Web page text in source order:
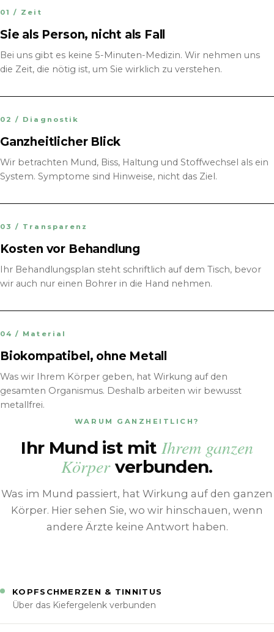
01 / Zeit
Sie als Person, nicht als Fall
Bei uns gibt es keine 5-Minuten-Medizin. Wir nehmen uns
die Zeit, die nötig ist, um Sie wirklich zu verstehen.
02 / Diagnostik
Ganzheitlicher Blick
Wir betrachten Mund, Biss, Haltung und Stoffwechsel als ein
System. Symptome sind Hinweise, nicht das Ziel.
03 / Transparenz
Kosten vor Behandlung
Ihr Behandlungsplan steht schriftlich auf dem Tisch, bevor
wir auch nur einen Bohrer in die Hand nehmen.
04 / Material
Biokompatibel, ohne Metall
Was wir Ihrem Körper geben, hat Wirkung auf den
gesamten Organismus. Deshalb arbeiten wir bewusst
metallfrei.
WARUM GANZHEITLICH?
Ihr Mund ist mit Ihrem ganzen
Körperverbunden.
Was im Mund passiert, hat Wirkung auf den ganzen
Körper. Hier sehen Sie, wo wir hinschauen, wenn
andere Ärzte keine Antwort haben.
KOPFSCHMERZEN & TINNITUS
Über das Kiefergelenk verbunden